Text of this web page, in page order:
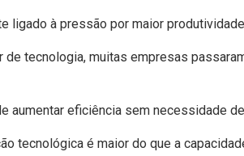
à pressão por maior
tecnologia, muitas empresas
eficiência sem necessidade
tecnológica é maior do que a